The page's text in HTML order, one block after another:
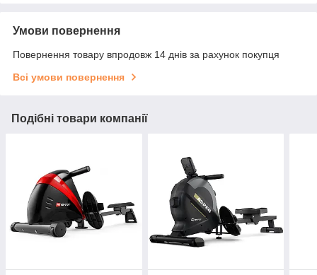
Умови повернення
Повернення товару впродовж 14 днів за рахунок покупця
Всі умови повернення
Подібні товари компанії